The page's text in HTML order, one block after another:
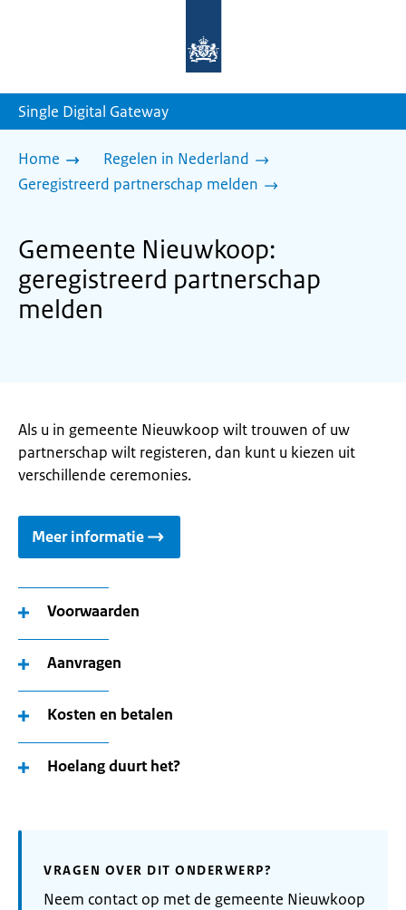
homepage
Single Digital Gateway
Home
Regelen in Nederland
Geregistreerd partnerschap melden
Gemeente Nieuwkoop:
geregistreerd partnerschap
melden
Als u in gemeente Nieuwkoop wilt trouwen of uw
partnerschap wilt registeren, dan kunt u kiezen uit
verschillende ceremonies.
Meer informatie
Voorwaarden
Aanvragen
Kosten en betalen
Hoelang duurt het?
VRAGEN OVER DIT ONDERWERP?
Neem contact op met de gemeente Nieuwkoop